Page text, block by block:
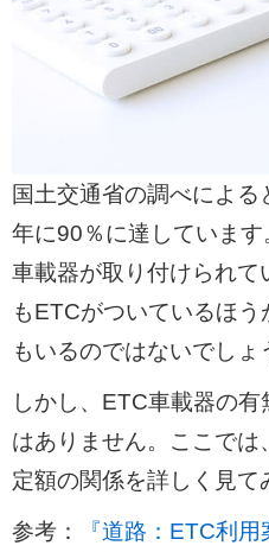
国土交通省の調べによ
年に90％に達していま
車載器が取り付けられ
もETCがついているほ
もいるのではないでしょ
しかし、ETC車載器の
はありません。ここで
定額の関係を詳しく見て
参考：
『道路：ETC利